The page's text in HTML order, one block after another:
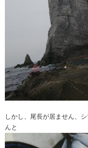
しかし、尾長が居ません、
んと